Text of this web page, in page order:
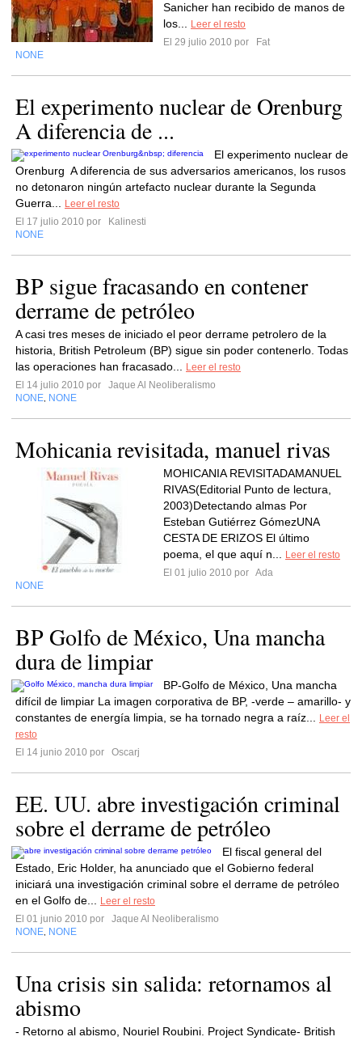
Sanicher han recibido de manos de
los...
Leer el resto
El 29 julio 2010 por
Fat
NONE
El experimento nuclear de Orenburg
A diferencia de ...
El experimento nuclear de
Orenburg A diferencia de sus adversarios americanos, los rusos
no detonaron ningún artefacto nuclear durante la Segunda
Guerra...
Leer el resto
El 17 julio 2010 por
Kalinesti
NONE
BP sigue fracasando en contener
derrame de petróleo
A casi tres meses de iniciado el peor derrame petrolero de la
historia, British Petroleum (BP) sigue sin poder contenerlo. Todas
las operaciones han fracasado...
Leer el resto
El 14 julio 2010 por
Jaque Al Neoliberalismo
NONE NONE
Mohicania revisitada, manuel rivas
MOHICANIA REVISITADAMANUEL
RIVAS(Editorial Punto de lectura,
2003)Detectando almas Por
Esteban Gutiérrez GómezUNA
CESTA DE ERIZOS El último
poema, el que aquí n...
Leer el resto
El 01 julio 2010 por Ada
NONE
BP Golfo de México, Una mancha
dura de limpiar
BP-Golfo de México, Una mancha
difícil de limpiar La imagen corporativa de BP, -verde – amarillo- y
constantes de energía limpia, se ha tornado negra a raíz...
Leer el
resto
El 14 junio 2010 por
Oscarj
EE. UU. abre investigación criminal
sobre el derrame de petróleo
El fiscal general del
Estado, Eric Holder, ha anunciado que el Gobierno federal
iniciará una investigación criminal sobre el derrame de petróleo
en el Golfo de...
Leer el resto
El 01 junio 2010 por
Jaque Al Neoliberalismo
NONE NONE
Una crisis sin salida: retornamos al
abismo
- Retorno al abismo, Nouriel Roubini. Project Syndicate- British